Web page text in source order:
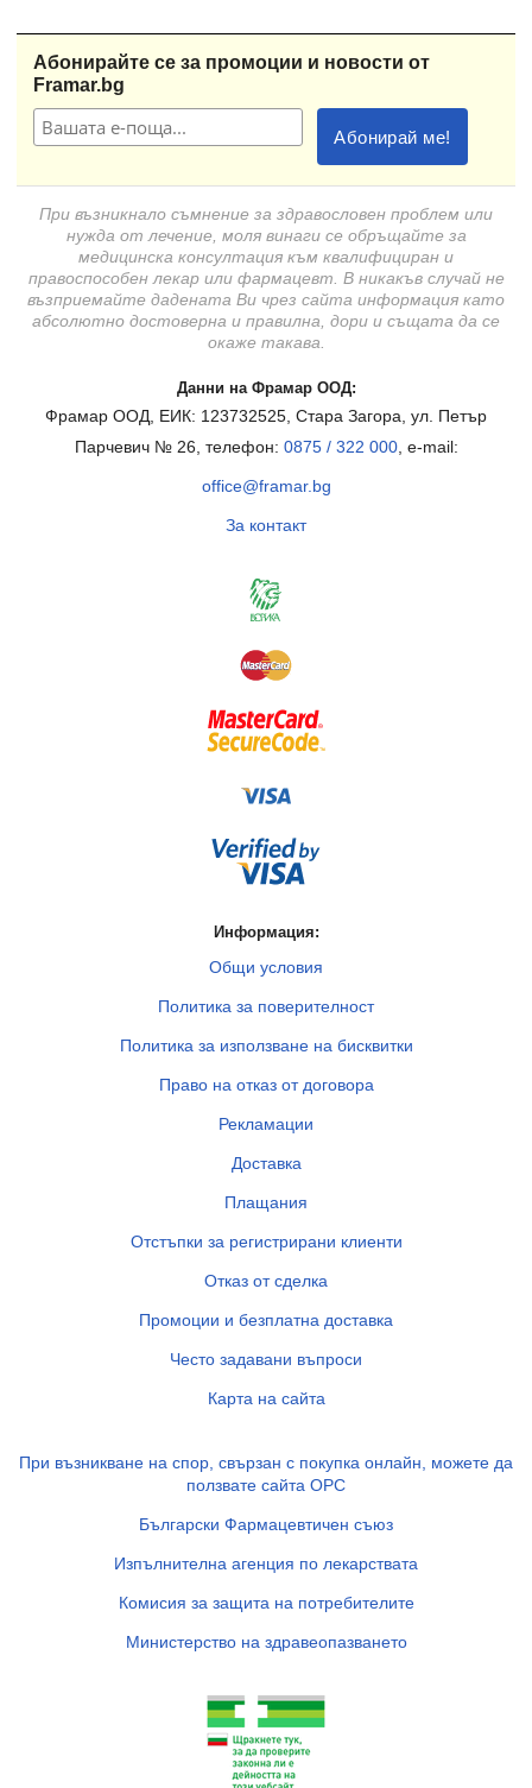
Абонирайте се за промоции и новости от
Framar.bg
При възникнало съмнение за здравословен проблем или
нужда от лечение, моля винаги се обръщайте за
медицинска консултация към квалифициран и
правоспособен лекар или фармацевт. В никакъв случай не
възприемайте дадената Ви чрез сайта информация като
абсолютно достоверна и правилна, дори и същата да се
окаже такава.
Данни на Фрамар ООД:
Фрамар ООД, ЕИК: 123732525, Стара Загора, ул. Петър
Парчевич № 26, телефон: 0875 / 322 000, e-mail:
office@framar.bg
За контакт
Информация:
Общи условия
Политика за поверителност
Политика за използване на бисквитки
Право на отказ от договора
Рекламации
Доставка
Плащания
Отстъпки за регистрирани клиенти
Отказ от сделка
Промоции и безплатна доставка
Често задавани въпроси
Карта на сайта
При възникване на спор, свързан с покупка онлайн, можете да
ползвате сайта ОРС
Български Фармацевтичен съюз
Изпълнителна агенция по лекарствата
Комисия за защита на потребителите
Министерство на здравеопазването